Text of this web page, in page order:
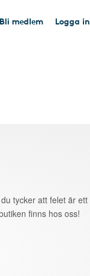
Bli medlem Logga in
tycker att felet är ett
finns hos oss!